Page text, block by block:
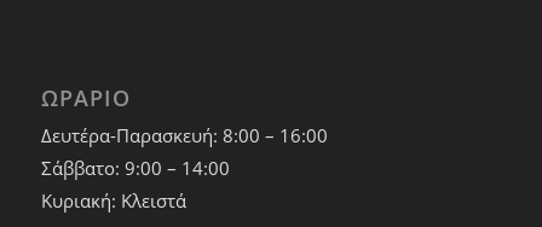
ΩΡΑΡΙΟ
Δευτέρα-Παρασκευή: 8:00 – 16:00
Σάββατο: 9:00 – 14:00
Κυριακή: Κλειστά